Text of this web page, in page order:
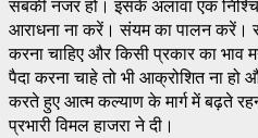
सबकी नजर हो। इसके अलावा एक
आराधना ना करें। संयम का पालन करें।
करना चाहिए और किसी प्रकार का भाव
पैदा करना चाहे तो भी आक्रोशित ना
करते हुए आत्म कल्याण के मार्ग में बढ़ते
प्रभारी विमल हाजरा ने दी।